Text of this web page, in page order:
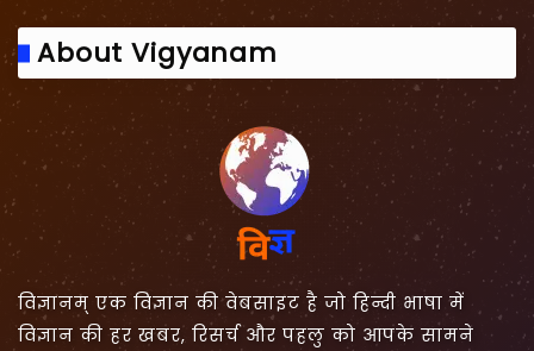
About Vigyanam
विज्ञानम् एक विज्ञान की वेबसाइट है जो हिन्दी भाषा में
विज्ञान की हर खबर, रिसर्च और पहलु को आपके सामने